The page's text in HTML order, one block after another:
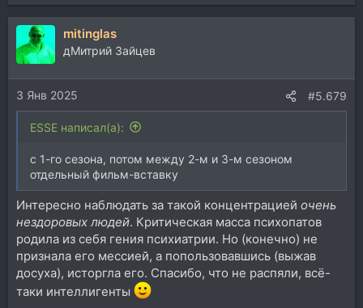
mitinglas
дМитрий Зайцев
3 Янв 2025 #5.679
ESSE написал(а):
с 1-го сезона, потом между 2-м и 3-м сезоном
отдельный фильм-вставку
Интересно наблюдать за такой концентрацией очень
нездоровых людей. Критическая масса психопатов
родила из себя гения психиатрии. Но (конечно) не
признала его мессией, а попользовавшись (выжав
досуха), исторгла его. Спасибо, что не распяли, всё-
таки интеллигенты